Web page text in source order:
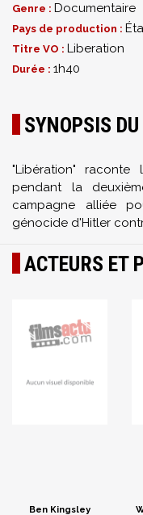
Genre : Documentaire
Pays de production :
Titre VO : Liberation
Durée : 1h40
SYNOPSIS
"Libération"
pendant la
campagne alliée
génocide d'Hitler
ACTEURS ET
Ben Kingsley